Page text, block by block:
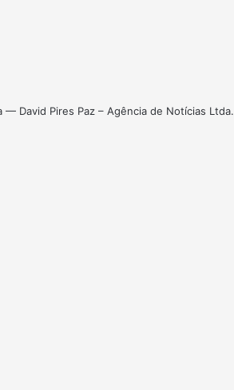
David Pires Paz – Agência de Notícias Ltda.